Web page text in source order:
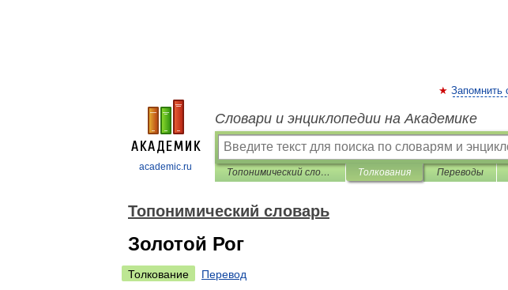
academic.ru
Запомнить
Словари и энциклопедии на Академике
Топонимический словарь Толкования Переводы
Топонимический словарь
Золотой Рог
Толкование
Перевод